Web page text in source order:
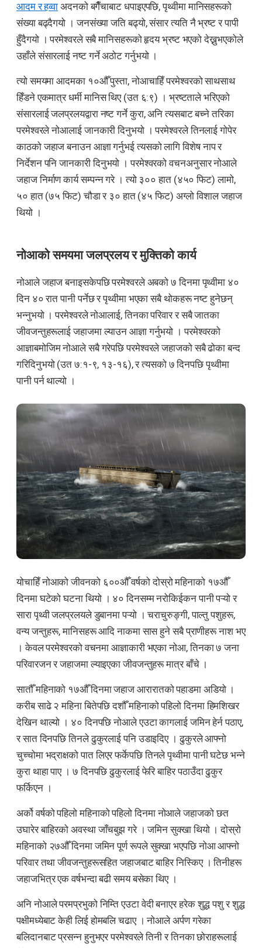
आदम र हव्वा अदनको बगैँचाबाट धपाइएपछि, पृथ्वीमा मानिसहरूको
संख्या बढ्दैगयो । जनसंख्या जति बढ्यो, संसार त्यति नै भ्रष्ट र पापी
हुँदैगयो । परमेश्वरले सबै मानिसहरूको हृदय भ्रष्ट भएको देख्नुभएकोले
उहाँले संसारलाई नष्ट गर्ने अठोट गर्नुभयो ।
त्यो समयमा आदमका १०औँ पुस्ता, नोआचाहिँ परमेश्वरको साथसाथ
हिँडने एकमात्र धर्मी मानिस थिए (उत ६:९) । भ्रष्टताले भरिएको
संसारलाई जलप्रलयद्वारा नष्ट गर्ने कुरा, अनि त्यसबाट बच्ने तरिका
परमेश्वरले नोआलाई जानकारी दिनुभयो । परमेश्वरले तिनलाई गोपेर
काठको जहाज बनाउन आज्ञा गर्नुभई त्यसको लागि विशेष नाप र
निर्देशन पनि जानकारी दिनुभयो । परमेश्वरको वचनअनुसार नोआले
जहाज निर्माण कार्य सम्पन्न गरे । त्यो ३०० हात (४५० फिट) लामो,
५० हात (७५ फिट) चौडा र ३० हात (४५ फिट) अग्लो विशाल जहाज
थियो ।
नोआको समयमा जलप्रलय र मुक्तिको कार्य
नोआले जहाज बनाइसकेपछि परमेश्वरले अबको ७ दिनमा पृथ्वीमा ४०
दिन ४० रात पानी पर्नेछ र पृथ्वीमा भएका सबै थोकहरू नष्ट हुनेछन्
भन्नुभयो । परमेश्वरले नोआलाई, तिनका परिवार र सबै जातका
जीवजन्तुहरूलाई जहाजमा ल्याउन आज्ञा गर्नुभयो । परमेश्वरको
आज्ञाबमोजिम नोआले सबै गरेपछि परमेश्वरले जहाजको सबै ढोका बन्द
गरिदिनुभयो (उत ७:१-९, १३-१६), र त्यसको ७ दिनपछि पृथ्वीमा
पानी पर्न थाल्यो ।
योचाहिँ नोआको जीवनको ६००औँ वर्षको दोस्रो महिनाको १७औँ
दिनमा घटेको घटना थियो । ४० दिनसम्म नरोकिईकन पानी पऱ्यो र
सारा पृथ्वी जलप्रलयले डुबानमा पऱ्यो । चराचुरुङ्गी, पाल्तु पशुहरू,
वन्य जन्तुहरू, मानिसहरू आदि नाकमा सास हुने सबै प्राणीहरू नाश भए
। केवल परमेश्वरको वचनमा आज्ञाकारी भएका नोआ, तिनका ७ जना
परिवारजन र जहाजमा ल्याइएका जीवजन्तुहरू मात्र बाँचे ।
सातौँ महिनाको १७औँ दिनमा जहाज आरारातको पहाडमा अडियो ।
करीब साढे २ महिना बितेपछि दशौँ महिनाको पहिलो दिनमा हिमशिखर
देखिन थाल्यो । ४० दिनपछि नोआले एउटा कागलाई जमिन हेर्न पठाए,
र सात दिनपछि तिनले ढुकुरलाई पनि उडाइदिए । ढुकुरले आफ्नो
चुच्चोमा भद्राक्षको पात लिएर फर्केपछि तिनले पृथ्वीमा पानी घटेछ भन्ने
कुरा थाहा पाए । ७ दिनपछि ढुकुरलाई फेरि बाहिर पठाउँदा ढुकुर
फर्किएन ।
अर्को वर्षको पहिलो महिनाको पहिलो दिनमा नोआले जहाजको छत
उघारेर बाहिरको अवस्था जाँचबुझ गरे । जमिन सुक्खा थियो । दोस्रो
महिनाको २७औँ दिनमा जमिन पूर्ण रूपले सुक्खा भएपछि नोआ आफ्नो
परिवार तथा जीवजन्तुहरूसहित जहाजबाट बाहिर निस्किए । तिनीहरू
जहाजभित्र एक वर्षभन्दा बढी समय बसेका थिए ।
अनि नोआले परमप्रभुको निम्ति एउटा वेदी बनाएर हरेक शुद्ध पशु र शुद्ध
पक्षीमध्येबाट केही लिई होमबलि चढाए । नोआले अर्पण गरेका
बलिदानबाट प्रसन्न हुनुभएर परमेश्वरले तिनी र तिनका छोराहरूलाई